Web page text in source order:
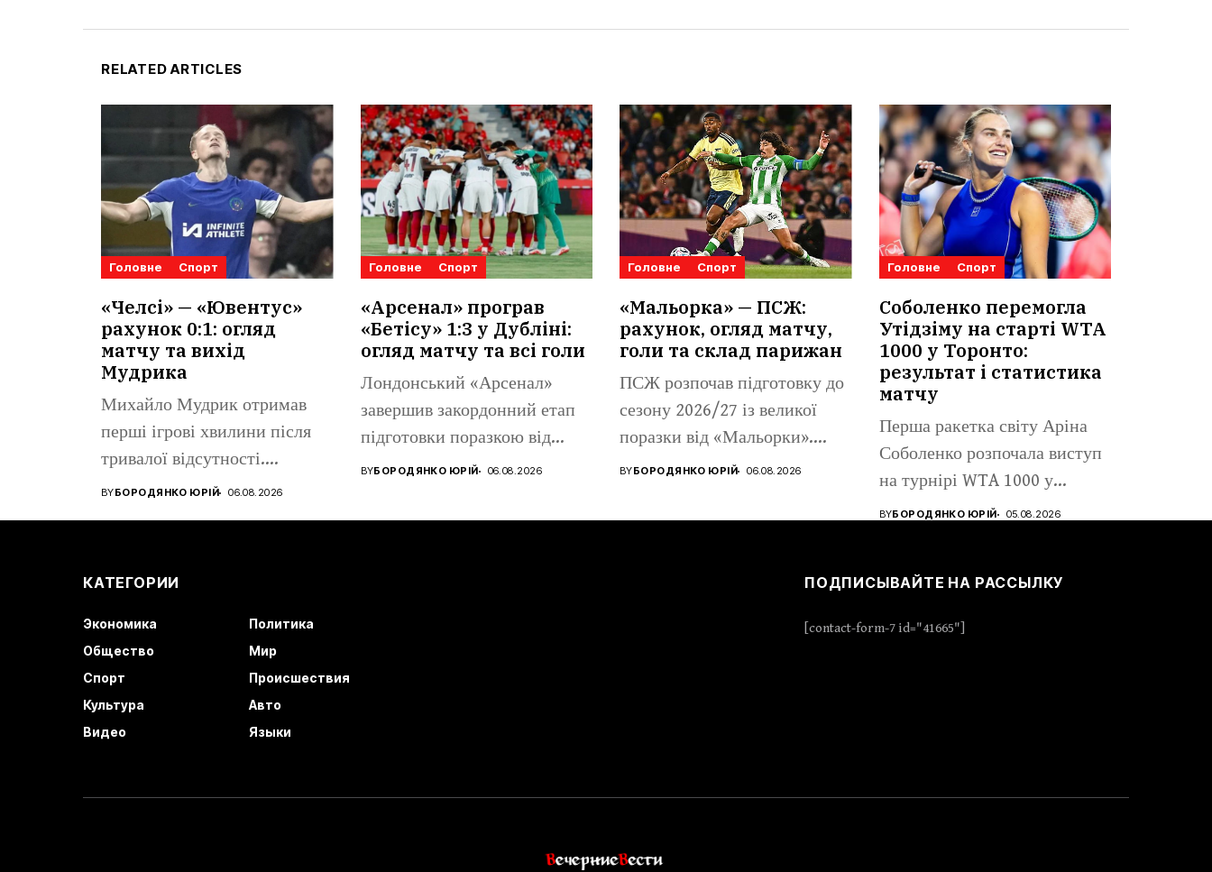
RELATED ARTICLES
Головне Спорт
«Челсі» — «Ювентус»
рахунок 0:1: огляд
матчу та вихід
Мудрика
Михайло Мудрик отримав
перші ігрові хвилини після
тривалої відсутності.
Український вінгер вийшов...
BYБОРОДЯНКО ЮРІЙ 06.08.2026
Головне Спорт
«Арсенал» програв
«Бетісу» 1:3 у Дубліні:
огляд матчу та всі голи
Лондонський «Арсенал»
завершив закордонний етап
підготовки поразкою від
«Реал Бетіса». Іспанський
BYБОРОДЯНКО ЮРІЙ 06.08.2026
Головне Спорт
«Мальорка» — ПСЖ:
рахунок, огляд матчу,
голи та склад парижан
ПСЖ розпочав підготовку до
сезону 2026/27 із великої
поразки від «Мальорки».
Іспанський...
BYБОРОДЯНКО ЮРІЙ 06.08.2026
Головне Спорт
Соболенко перемогла
Утідзіму на старті WTA
1000 у Торонто:
результат і статистика
матчу
Перша ракетка світу Аріна
Соболенко розпочала виступ
на турнірі WTA 1000 у...
BYБОРОДЯНКО ЮРІЙ 05.08.2026
КАТЕГОРИИ
Экономика
Политика
Общество
Мир
Спорт
Происшествия
Культура
Авто
Видео
Языки
ПОДПИСЫВАЙТЕ НА РАССЫЛКУ
[contact-form-7 id="41665"]